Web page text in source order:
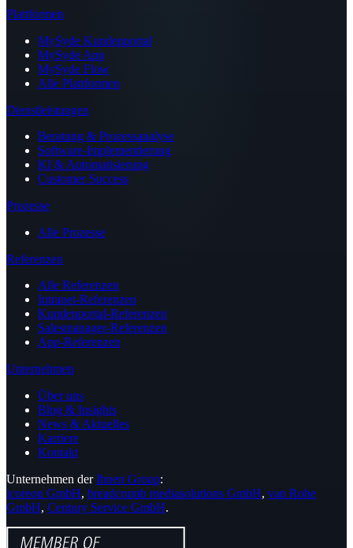
Plattformen
MySyde Kundenportal
MySyde App
MySyde Flow
Alle Plattformen
Dienstleistungen
Beratung & Prozessanalyse
Software-Implementierung
KI & Automatisierung
Customer Success
Prozesse
Alle Prozesse
Referenzen
Alle Referenzen
Intranet-Referenzen
Kundenportal-Referenzen
Salesmanager-Referenzen
App-Referenzen
Unternehmen
Über uns
Blog & Insights
News & Aktuelles
Karriere
Kontakt
Unternehmen derIhnen Group:
icoreon GmbH, breadcrumb mediasolutions GmbH, van Rohe
GmbH, Century Service GmbH.